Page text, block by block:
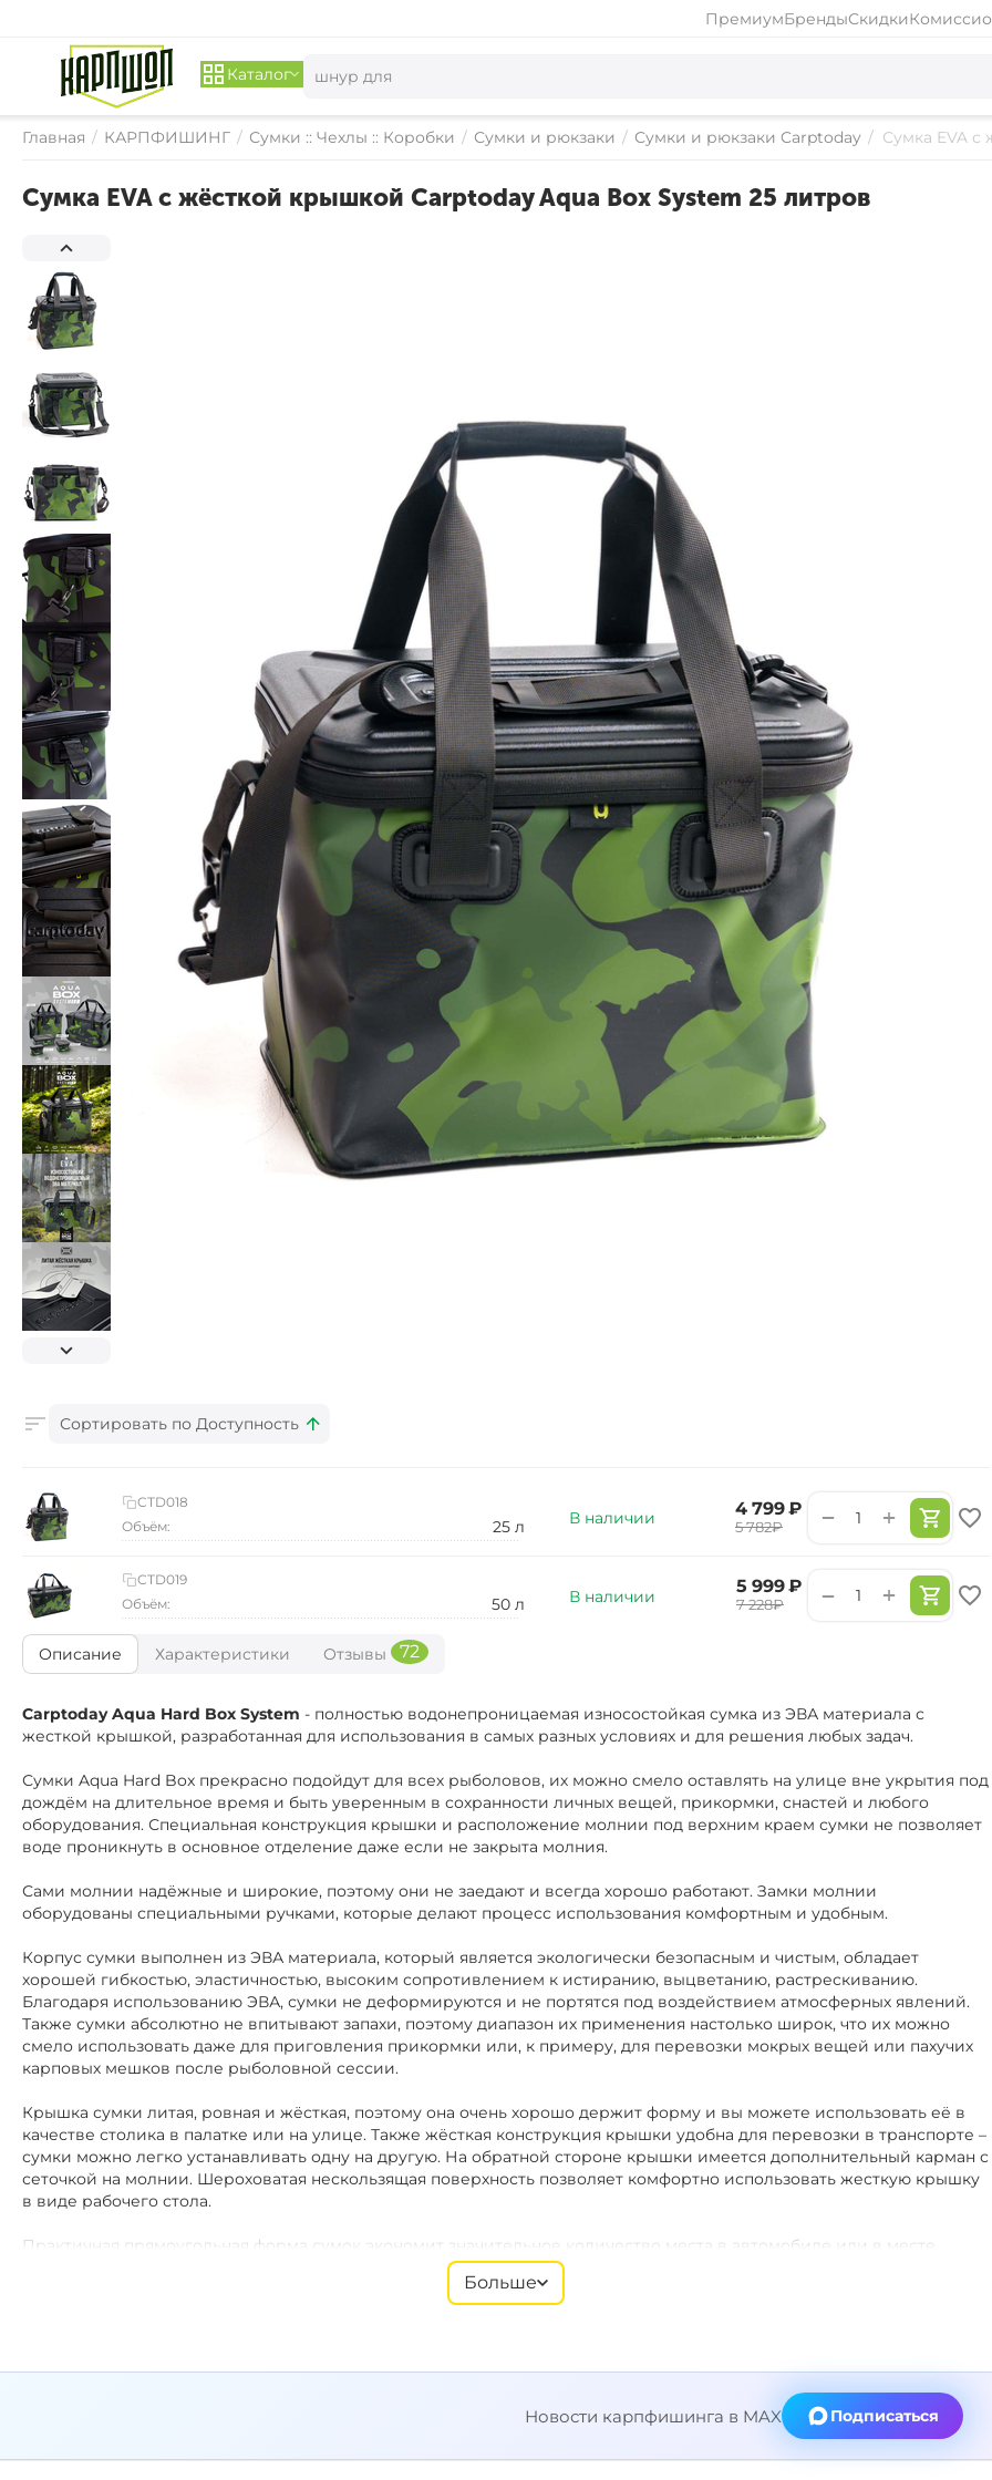
ПремиумБрендыСкидки
Каталог
Главная / КАРПФИШИНГ / Сумки :: Чехлы :: Коробки / Сумки и рюкзаки / Сумки и рюкзаки Carptoday / Сумка EVA с
Сумка EVA с жёсткой крышкой Carptoday Aqua Box System 25 литров
Сортировать по Доступность
В наличии ‍4 799‍ ₽
‍5 782‍₽ +
−
CTD018
Объём:
25 л
В наличии ‍5 999‍ ₽
‍7 228‍₽ +
−
CTD019
Объём:
50 л
Описание Характеристики Отзывы 72
Carptoday Aqua Hard Box System - полностью водонепроницаемая износостойкая сумка из ЭВА материала с
жесткой крышкой, разработанная для использования в самых разных условиях и для решения любых задач.
Сумки Aqua Hard Box прекрасно подойдут для всех рыболовов, их можно смело оставлять на улице вне укрытия под
дождём на длительное время и быть уверенным в сохранности личных вещей, прикормки, снастей и любого
оборудования. Специальная конструкция крышки и расположение молнии под верхним краем сумки не позволяет
воде проникнуть в основное отделение даже если не закрыта молния.
Сами молнии надёжные и широкие, поэтому они не заедают и всегда хорошо работают. Замки молнии
оборудованы специальными ручками, которые делают процесс использования комфортным и удобным.
Корпус сумки выполнен из ЭВА материала, который является экологически безопасным и чистым, обладает
хорошей гибкостью, эластичностью, высоким сопротивлением к истиранию, выцветанию, растрескиванию.
Благодаря использованию ЭВА, сумки не деформируются и не портятся под воздействием атмосферных явлений.
Также сумки абсолютно не впитывают запахи, поэтому диапазон их применения настолько широк, что их можно
смело использовать даже для приговления прикормки или, к примеру, для перевозки мокрых вещей или пахучих
карповых мешков после рыболовной сессии.
Крышка сумки литая, ровная и жёсткая, поэтому она очень хорошо держит форму и вы можете использовать её в
качестве столика в палатке или на улице. Также жёсткая конструкция крышки удобна для перевозки в транспорте –
сумки можно легко устанавливать одну на другую. На обратной стороне крышки имеется дополнительный карман с
сеточкой на молнии. Шероховатая нескользящая поверхность позволяет комфортно использовать жесткую крышку
в виде рабочего стола.
Практичная прямоугольная форма сумок экономит значительное количество места в автомобиле или в месте
хранения, так как позволяет заполнить всё пространство. Сумку можно располагать под раскладушкой в палатке,
удобно перевозить в лодке или в тележке. Несколько сумок вместе образуют плоскую и жёсткую платформу, на
которую можно укладывать дополнительное оборудование.
длине наплечный ремень с резиновой вставкой снабжен двумя карабинами. В случаях, когда ремень не нужен, его
можно отстегнуть. В отдельном виде наплечный ремень универсален и может использоваться для
Больше
Новости карпфишинга в MAX Подписаться